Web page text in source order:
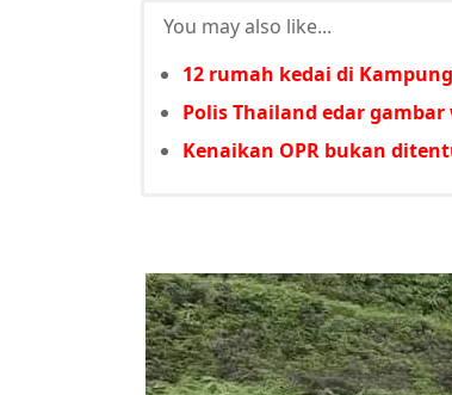
You may also like...
12 rumah kedai di
Polis Thailand edar
Kenaikan OPR bukan